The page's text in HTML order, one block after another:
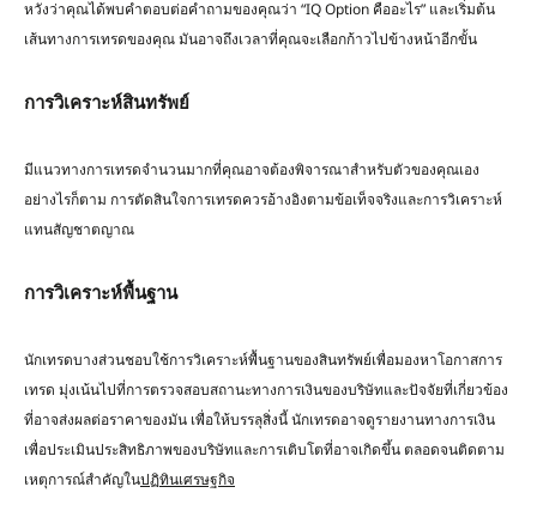
หวังว่าคุณได้พบคำตอบต่อคำถามของคุณว่า “IQ Option คืออะไร” และเริ่มต้น
เส้นทางการเทรดของคุณ มันอาจถึงเวลาที่คุณจะเลือกก้าวไปข้างหน้าอีกขั้น
การวิเคราะห์สินทรัพย์
มีแนวทางการเทรดจำนวนมากที่คุณอาจต้องพิจารณาสำหรับตัวของคุณเอง
อย่างไรก็ตาม การตัดสินใจการเทรดควรอ้างอิงตามข้อเท็จจริงและการวิเคราะห์
แทนสัญชาตญาณ
การวิเคราะห์พื้นฐาน
นักเทรดบางส่วนชอบใช้การวิเคราะห์พื้นฐานของสินทรัพย์เพื่อมองหาโอกาสการ
เทรด มุ่งเน้นไปที่การตรวจสอบสถานะทางการเงินของบริษัทและปัจจัยที่เกี่ยวข้อง
ที่อาจส่งผลต่อราคาของมัน เพื่อให้บรรลุสิ่งนี้ นักเทรดอาจดูรายงานทางการเงิน
เพื่อประเมินประสิทธิภาพของบริษัทและการเติบโตที่อาจเกิดขึ้น ตลอดจนติดตาม
เหตุการณ์สำคัญในปฏิทินเศรษฐกิจ